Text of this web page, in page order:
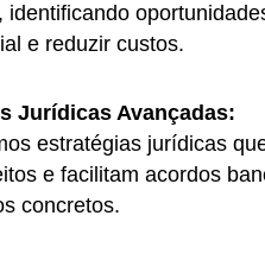
identificando
e reduzir custos.
Jurídicas Avançadas:
estratégias jurídicas
e facilitam acordos
concretos.